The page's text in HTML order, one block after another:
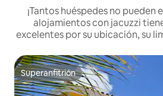
¡Tantos huéspedes no pueden
alojamientos con jacuzzi
excelentes por su ubicación, su
Superanfitrión
Superanfitrión